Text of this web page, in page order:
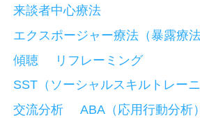
来談者中心療法
エクスポージャー療法（暴露療法
傾聴
リフレーミング
SST（ソーシャルスキルトレーニ
交流分析
ABA（応用行動分析）